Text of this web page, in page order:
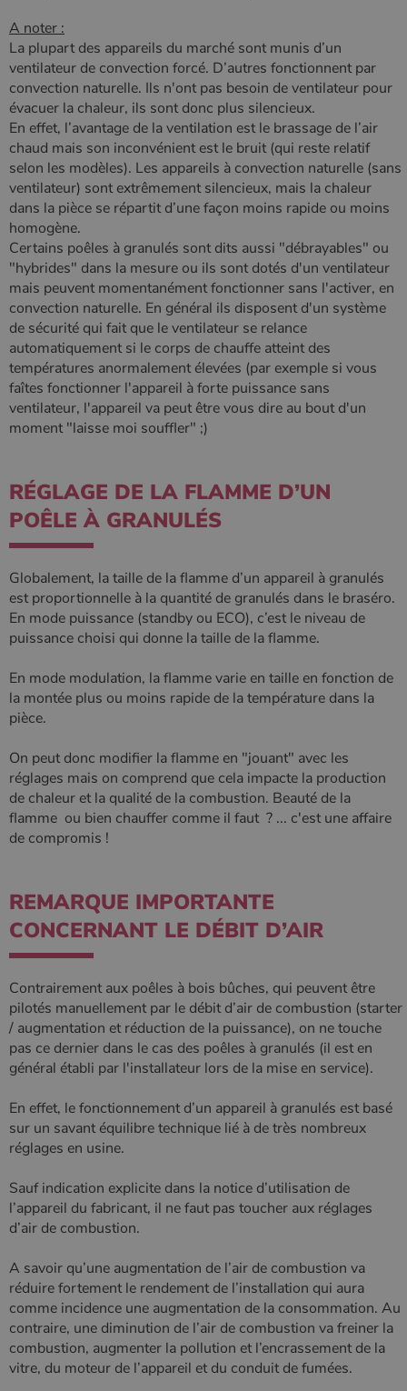
A noter :
La plupart des appareils du marché sont munis d’un
ventilateur de convection forcé. D’autres fonctionnent par
convection naturelle. Ils n'ont pas besoin de ventilateur pour
évacuer la chaleur, ils sont donc plus silencieux.
En effet, l’avantage de la ventilation est le brassage de l’air
chaud mais son inconvénient est le bruit (qui reste relatif
selon les modèles). Les appareils à convection naturelle (sans
ventilateur) sont extrêmement silencieux, mais la chaleur
dans la pièce se répartit d’une façon moins rapide ou moins
homogène.
Certains poêles à granulés sont dits aussi "débrayables" ou
"hybrides" dans la mesure ou ils sont dotés d'un ventilateur
mais peuvent momentanément fonctionner sans l'activer, en
convection naturelle. En général ils disposent d'un système
de sécurité qui fait que le ventilateur se relance
automatiquement si le corps de chauffe atteint des
températures anormalement élevées (par exemple si vous
faîtes fonctionner l'appareil à forte puissance sans
ventilateur, l'appareil va peut être vous dire au bout d'un
moment "laisse moi souffler" ;)
RÉGLAGE DE LA FLAMME D’UN
POÊLE À GRANULÉS
Globalement, la taille de la flamme d’un appareil à granulés
est proportionnelle à la quantité de granulés dans le braséro.
En mode puissance (standby ou ECO), c’est le niveau de
puissance choisi qui donne la taille de la flamme.
En mode modulation, la flamme varie en taille en fonction de
la montée plus ou moins rapide de la température dans la
pièce.
On peut donc modifier la flamme en "jouant" avec les
réglages mais on comprend que cela impacte la production
de chaleur et la qualité de la combustion. Beauté de la
flamme ou bien chauffer comme il faut ? ... c'est une affaire
de compromis !
REMARQUE IMPORTANTE
CONCERNANT LE DÉBIT D’AIR
Contrairement aux poêles à bois bûches, qui peuvent être
pilotés manuellement par le débit d’air de combustion (starter
/ augmentation et réduction de la puissance), on ne touche
pas ce dernier dans le cas des poêles à granulés (il est en
général établi par l'installateur lors de la mise en service).
En effet, le fonctionnement d’un appareil à granulés est basé
sur un savant équilibre technique lié à de très nombreux
réglages en usine.
Sauf indication explicite dans la notice d’utilisation de
l’appareil du fabricant, il ne faut pas toucher aux réglages
d’air de combustion.
A savoir qu’une augmentation de l’air de combustion va
réduire fortement le rendement de l’installation qui aura
comme incidence une augmentation de la consommation. Au
contraire, une diminution de l’air de combustion va freiner la
combustion, augmenter la pollution et l’encrassement de la
vitre, du moteur de l’appareil et du conduit de fumées.